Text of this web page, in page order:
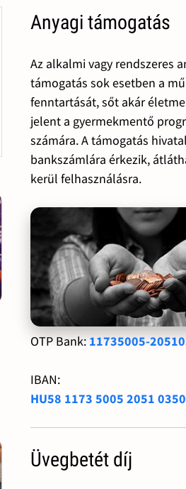
Anyagi támogatás
Az alkalmi vagy rendszeres
támogatás sok esetben a
fenntartását, sőt akár
jelent a gyermekmentő
számára. A támogatás
bankszámlára érkezik,
kerül felhasználásra.
OTP Bank: 11735005-
IBAN:
HU58 1173 5005 2051
Üvegbetét díj